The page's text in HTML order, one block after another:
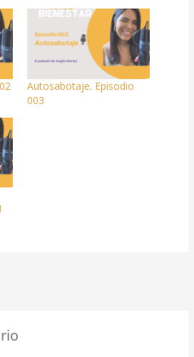
Autosabotaje. Episodio
003